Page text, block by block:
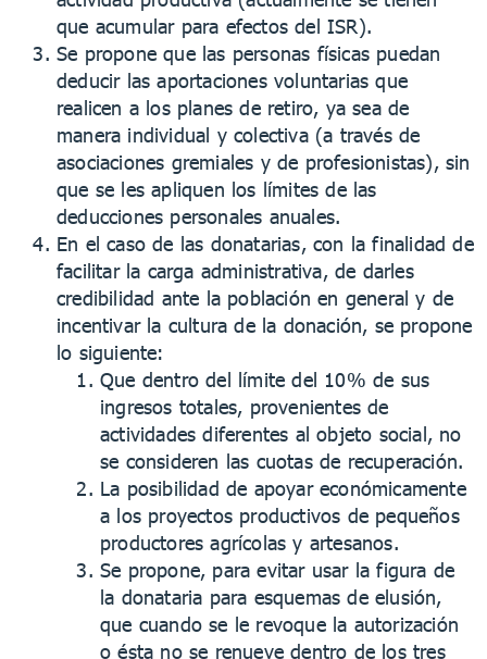
que acumular para efectos del ISR).
Se propone que las personas físicas puedan
deducir las aportaciones voluntarias que
realicen a los planes de retiro, ya sea de
manera individual y colectiva (a través de
asociaciones gremiales y de profesionistas), sin
que se les apliquen los límites de las
deducciones personales anuales.
En el caso de las donatarias, con la finalidad de
facilitar la carga administrativa, de darles
credibilidad ante la población en general y de
incentivar la cultura de la donación, se propone
lo siguiente:
Que dentro del límite del 10% de sus
ingresos totales, provenientes de
actividades diferentes al objeto social, no
se consideren las cuotas de recuperación.
La posibilidad de apoyar económicamente
a los proyectos productivos de pequeños
productores agrícolas y artesanos.
Se propone, para evitar usar la figura de
la donataria para esquemas de elusión,
que cuando se le revoque la autorización
o ésta no se renueve dentro de los tres